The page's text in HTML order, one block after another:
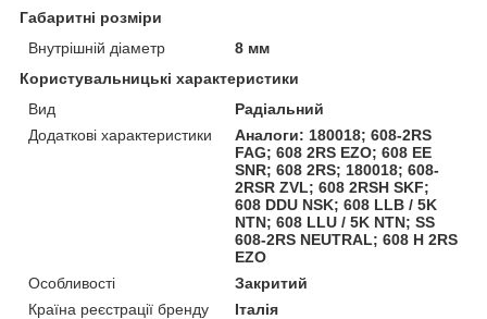
Габаритні розміри
Внутрішній діаметр
8 мм
Користувальницькі характеристики
Вид
Радіальний
Додаткові характеристики
Аналоги: 180018; 608-2RS
FAG; 608 2RS EZO; 608 EE
SNR; 608 2RS; 180018; 608-
2RSR ZVL; 608 2RSH SKF;
608 DDU NSK; 608 LLB / 5K
NTN; 608 LLU / 5K NTN; SS
608-2RS NEUTRAL; 608 H 2RS
EZO
Особливості
Закритий
Країна реєстрації бренду
Італія